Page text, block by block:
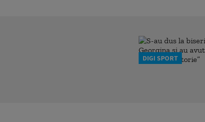
DIGI SPORT